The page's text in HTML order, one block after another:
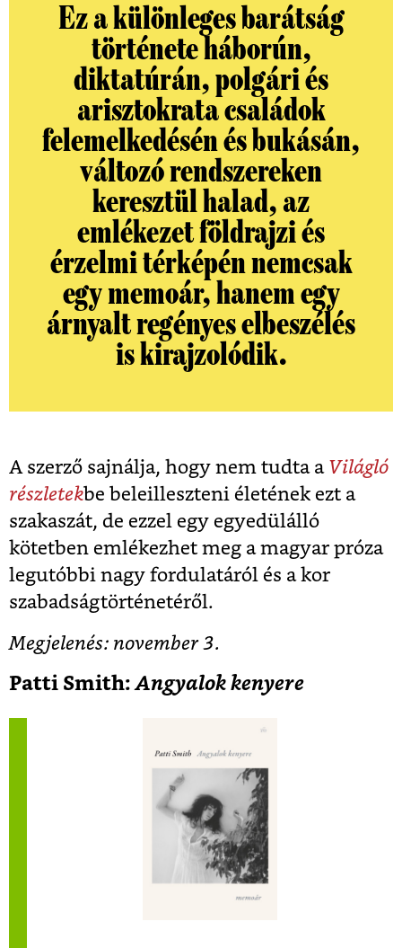
Ez a különleges barátság
története háborún,
diktatúrán, polgári és
arisztokrata családok
felemelkedésén és bukásán,
változó rendszereken
keresztül halad, az
emlékezet földrajzi és
érzelmi térképén nemcsak
egy memoár, hanem egy
árnyalt regényes elbeszélés
is kirajzolódik.
A szerző sajnálja, hogy nem tudta a Világló
részletekbe beleilleszteni életének ezt a
szakaszát, de ezzel egy egyedülálló
kötetben emlékezhet meg a magyar próza
legutóbbi nagy fordulatáról és a kor
szabadságtörténetéről.
Megjelenés: november 3.
Patti Smith:Angyalok kenyere